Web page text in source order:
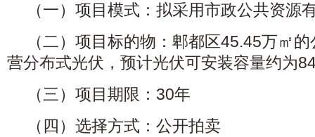
（一）项目模式：拟采用市政公共资源
（二）项目标的物：郫都区45.45万㎡
营分布式光伏，预计光伏可安装容量约为
（三）项目期限：30年
（四）选择方式：公开拍卖